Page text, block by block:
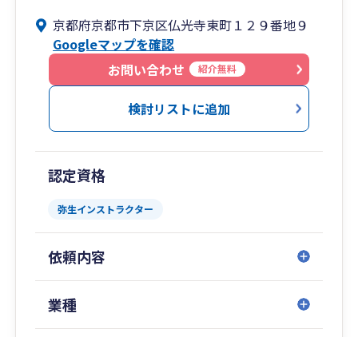
京都府京都市下京区仏光寺東町１２９番地９
Googleマップを確認
お問い合わせ
紹介無料
検討リストに追加
認定資格
弥生インストラクター
依頼内容
業種